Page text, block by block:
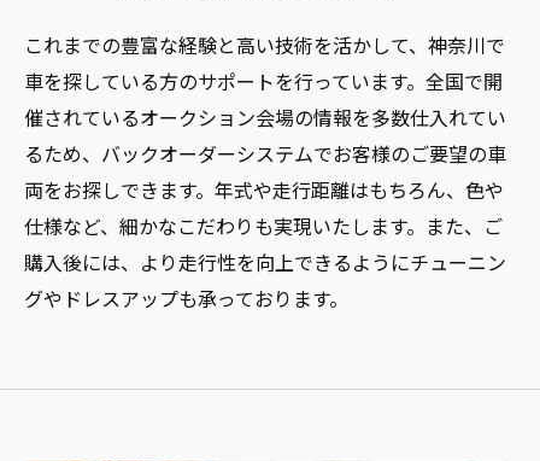
これまでの豊富な経験と高い技術を活かして、神奈川で
車を探している方のサポートを行っています。全国で開
催されているオークション会場の情報を多数仕入れてい
るため、バックオーダーシステムでお客様のご要望の車
両をお探しできます。年式や走行距離はもちろん、色や
仕様など、細かなこだわりも実現いたします。また、ご
購入後には、より走行性を向上できるようにチューニン
グやドレスアップも承っております。